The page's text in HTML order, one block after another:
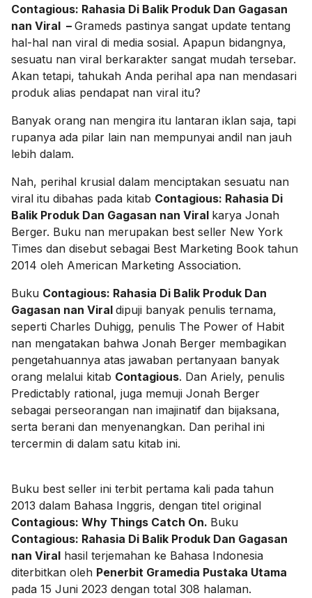
Contagious: Rahasia Di Balik Produk Dan Gagasan
nan Viral – Grameds pastinya sangat update tentang
hal-hal nan viral di media sosial. Apapun bidangnya,
sesuatu nan viral berkarakter sangat mudah tersebar.
Akan tetapi, tahukah Anda perihal apa nan mendasari
produk alias pendapat nan viral itu?
Banyak orang nan mengira itu lantaran iklan saja, tapi
rupanya ada pilar lain nan mempunyai andil nan jauh
lebih dalam.
Nah, perihal krusial dalam menciptakan sesuatu nan
viral itu dibahas pada kitab Contagious: Rahasia Di
Balik Produk Dan Gagasan nan Viral karya Jonah
Berger. Buku nan merupakan best seller New York
Times dan disebut sebagai Best Marketing Book tahun
2014 oleh American Marketing Association.
Buku Contagious: Rahasia Di Balik Produk Dan
Gagasan nan Viral dipuji banyak penulis ternama,
seperti Charles Duhigg, penulis The Power of Habit
nan mengatakan bahwa Jonah Berger membagikan
pengetahuannya atas jawaban pertanyaan banyak
orang melalui kitab Contagious. Dan Ariely, penulis
Predictably rational, juga memuji Jonah Berger
sebagai perseorangan nan imajinatif dan bijaksana,
serta berani dan menyenangkan. Dan perihal ini
tercermin di dalam satu kitab ini.
Buku best seller ini terbit pertama kali pada tahun
2013 dalam Bahasa Inggris, dengan titel original
Contagious: Why Things Catch On. Buku
Contagious: Rahasia Di Balik Produk Dan Gagasan
nan Viral hasil terjemahan ke Bahasa Indonesia
diterbitkan oleh Penerbit Gramedia Pustaka Utama
pada 15 Juni 2023 dengan total 308 halaman.